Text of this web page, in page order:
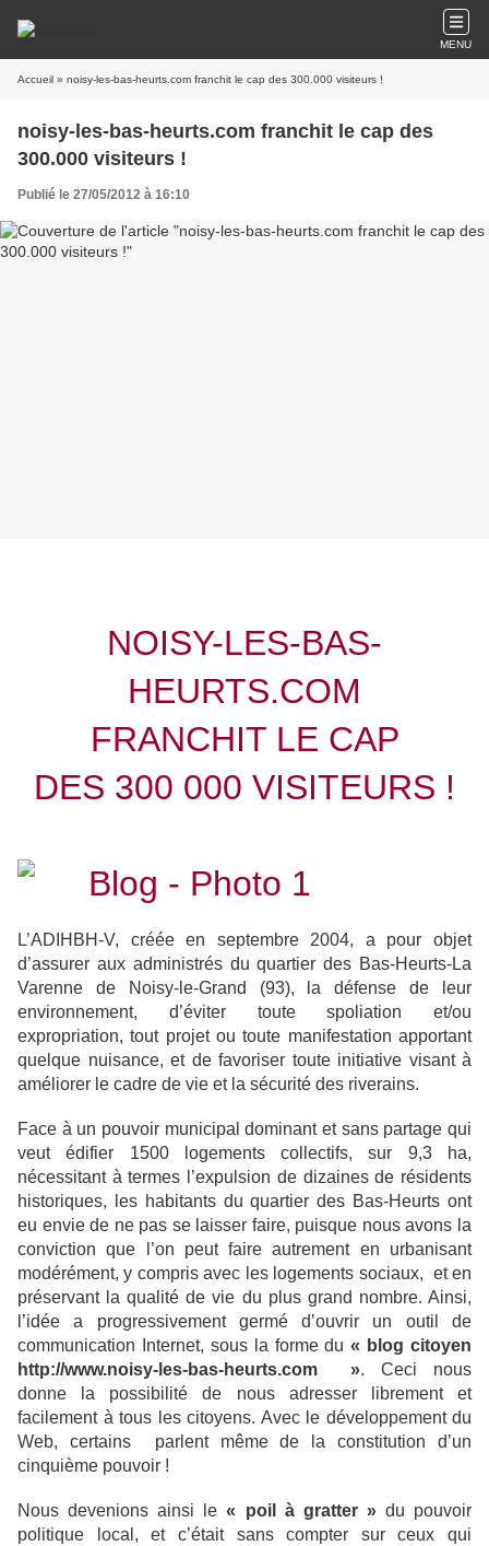
MENU
Accueil » noisy-les-bas-heurts.com franchit le cap des 300.000 visiteurs !
noisy-les-bas-heurts.com franchit le cap des
300.000 visiteurs !
Publié le 27/05/2012 à 16:10
NOISY-LES-BAS-
HEURTS.COM
FRANCHIT LE CAP
DES 300 000 VISITEURS !
L’ADIHBH-V, créée en septembre 2004, a pour objet
d’assurer aux administrés du quartier des Bas-Heurts-La
Varenne de Noisy-le-Grand (93), la défense de leur
environnement, d’éviter toute spoliation et/ou
expropriation, tout projet ou toute manifestation apportant
quelque nuisance, et de favoriser toute initiative visant à
améliorer le cadre de vie et la sécurité des riverains.
Face à un pouvoir municipal dominant et sans partage qui
veut édifier 1500 logements collectifs, sur 9,3 ha,
nécessitant à termes l’expulsion de dizaines de résidents
historiques, les habitants du quartier des Bas-Heurts ont
eu envie de ne pas se laisser faire, puisque nous avons la
conviction que l’on peut faire autrement en urbanisant
modérément, y compris avec les logements sociaux, et en
préservant la qualité de vie du plus grand nombre. Ainsi,
l’idée a progressivement germé d’ouvrir un outil de
communication Internet, sous la forme du« blog citoyen
http://www.noisy-les-bas-heurts.com
». Ceci nous
donne la possibilité de nous adresser librement et
facilement à tous les citoyens. Avec le développement du
Web, certains parlent même de la constitution d’un
cinquième pouvoir !
Nous devenions ainsi le« poil à gratter »du pouvoir
politique local, et c’était sans compter sur ceux qui